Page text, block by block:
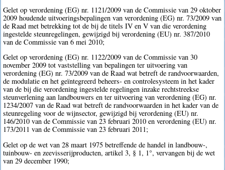
Gelet op verordening (EG) nr. 1121/2009 van de Commissie van 29 oktober
2009 houdende uitvoeringsbepalingen van verordening (EG) nr. 73/2009 van
de Raad met betrekking tot de bij de titels IV en V van die verordening
ingestelde steunregelingen, gewijzigd bij verordening (EU) nr. 387/2010
van de Commissie van 6 mei 2010;
Gelet op verordening (EG) nr. 1122/2009 van de Commissie van 30
november 2009 tot vaststelling van bepalingen ter uitvoering van
verordening (EG) nr. 73/2009 van de Raad wat betreft de randvoorwaarden,
de modulatie en het geïntegreerd beheers- en controlesysteem in het kader
van de bij die verordening ingestelde regelingen inzake rechtstreekse
steunverlening aan landbouwers en ter uitvoering van verordening (EG) nr.
1234/2007 van de Raad wat betreft de randvoorwaarden in het kader van de
steunregeling voor de wijnsector, gewijzigd bij verordening (EU) nr.
146/2010 van de Commissie van 23 februari 2010 en verordening (EU) nr.
173/2011 van de Commissie van 23 februari 2011;
Gelet op de wet van 28 maart 1975 betreffende de handel in landbouw-,
tuinbouw- en zeevisserijproducten, artikel 3, § 1, 1°, vervangen bij de wet
van 29 december 1990;